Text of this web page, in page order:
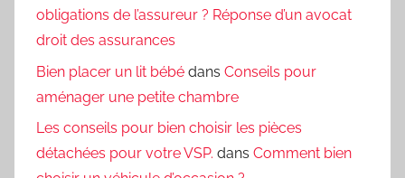
obligations de l’assureur ? Réponse d’un avocat
droit des assurances
Bien placer un lit bébé dans Conseils pour
aménager une petite chambre
Les conseils pour bien choisir les pièces
détachées pour votre VSP. dans Comment bien